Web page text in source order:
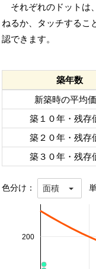
それぞれのドットは
ねるか、タッチするこ
認できます。
築年数
新築時の平均
築１０年・残存
築２０年・残存
築３０年・残存
色分け： 面積
200